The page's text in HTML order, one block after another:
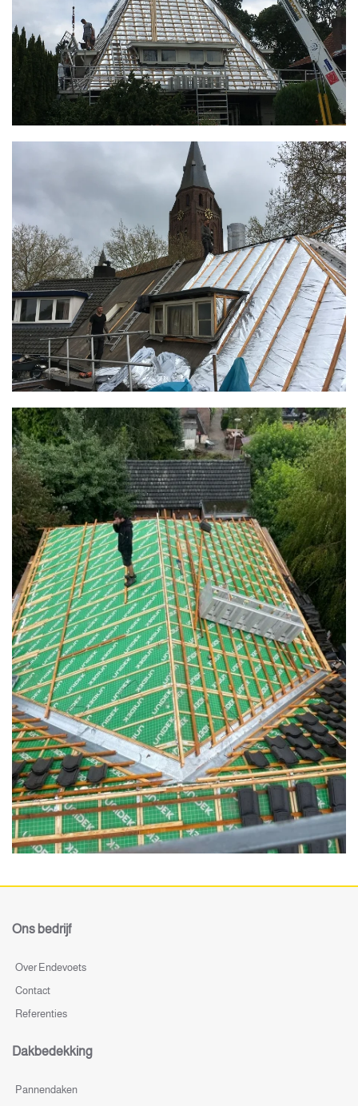
Ons bedrijf
Over Endevoets
Contact
Referenties
Dakbedekking
Pannendaken